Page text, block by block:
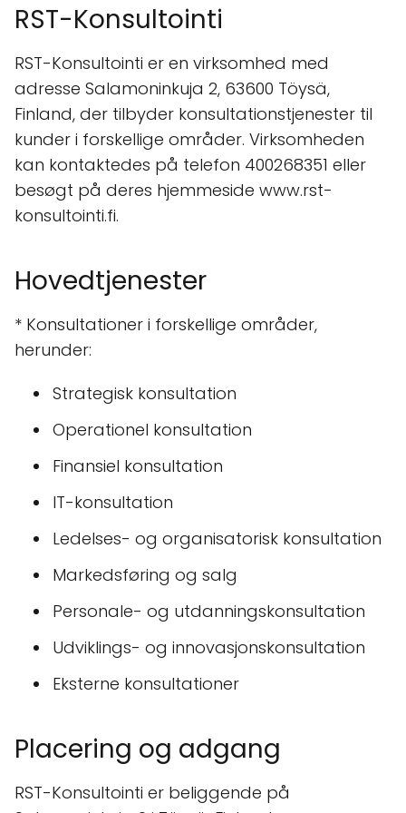
RST-Konsultointi
RST-Konsultointi er en virksomhed med
adresse Salamoninkuja 2, 63600 Töysä,
Finland, der tilbyder konsultationstjenester til
kunder i forskellige områder. Virksomheden
kan kontaktedes på telefon 400268351 eller
besøgt på deres hjemmeside www.rst-
konsultointi.fi.
Hovedtjenester
* Konsultationer i forskellige områder,
herunder:
Strategisk konsultation
Operationel konsultation
Finansiel konsultation
IT-konsultation
Ledelses- og organisatorisk konsultation
Markedsføring og salg
Personale- og utdanningskonsultation
Udviklings- og innovasjonskonsultation
Eksterne konsultationer
Placering og adgang
RST-Konsultointi er beliggende på